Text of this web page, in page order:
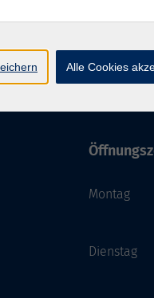
Montag
Dienstag
Alle Cookies